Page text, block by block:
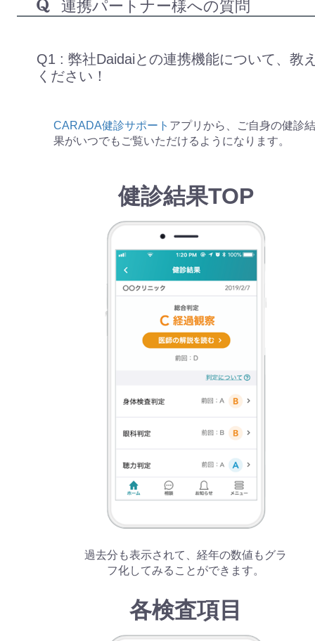
連携パートナー様への質問
Q1 : 弊社Daidaiとの連携機能について、教
ください！
CARADA健診サポート アプリから、ご自身の健診結
果がいつでもご覧いただけるようになります。
健診結果TOP
過去分も表示されて、経年の数値もグラ
フ化してみることができます。
各検査項目